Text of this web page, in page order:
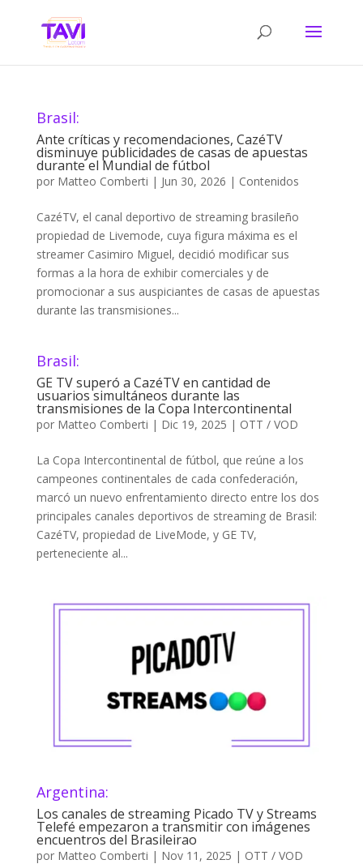
Brasil:
Ante críticas y recomendaciones, CazéTV
disminuye publicidades de casas de apuestas
durante el Mundial de fútbol
por Matteo Comberti | Jun 30, 2026 | Contenidos
CazéTV, el canal deportivo de streaming brasileño
propiedad de Livemode, cuya figura máxima es el
streamer Casimiro Miguel, decidió modificar sus
formas a la hora de exhibir comerciales y de
promocionar a sus auspiciantes de casas de apuestas
durante las transmisiones...
Brasil:
GE TV superó a CazéTV en cantidad de
usuarios simultáneos durante las
transmisiones de la Copa Intercontinental
por Matteo Comberti | Dic 19, 2025 | OTT / VOD
La Copa Intercontinental de fútbol, que reúne a los
campeones continentales de cada confederación,
marcó un nuevo enfrentamiento directo entre los dos
principales canales deportivos de streaming de Brasil:
CazéTV, propiedad de LiveMode, y GE TV,
perteneciente al...
Argentina:
Los canales de streaming Picado TV y Streams
Telefé empezaron a transmitir con imágenes
encuentros del Brasileirao
por Matteo Comberti | Nov 11, 2025 | OTT / VOD